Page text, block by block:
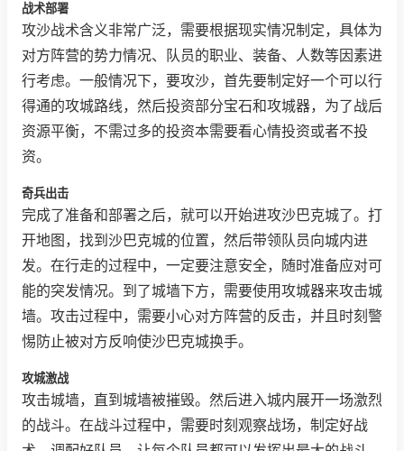
战术部署
攻沙战术含义非常广泛，需要根据现实情况制定，具体为
对方阵营的势力情况、队员的职业、装备、人数等因素进
行考虑。一般情况下，要攻沙，首先要制定好一个可以行
得通的攻城路线，然后投资部分宝石和攻城器，为了战后
资源平衡，不需过多的投资本需要看心情投资或者不投
资。
奇兵出击
完成了准备和部署之后，就可以开始进攻沙巴克城了。打
开地图，找到沙巴克城的位置，然后带领队员向城内进
发。在行走的过程中，一定要注意安全，随时准备应对可
能的突发情况。到了城墙下方，需要使用攻城器来攻击城
墙。攻击过程中，需要小心对方阵营的反击，并且时刻警
惕防止被对方反响使沙巴克城换手。
攻城激战
攻击城墙，直到城墙被摧毁。然后进入城内展开一场激烈
的战斗。在战斗过程中，需要时刻观察战场，制定好战